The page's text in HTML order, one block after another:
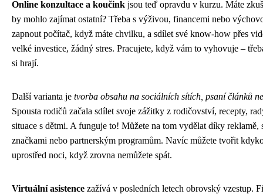
Online konzultace a koučink jsou teď opravdu v kurzu. Máte
by mohlo zajímat ostatní? Třeba s výživou, financemi nebo
zapnout počítač, když máte chvilku, a sdílet své know-how přes
velké investice, žádný stres. Pracujete, když vám to vyhovuje –
si hrají.
Další varianta je tvorba obsahu na sociálních sítích, psaní článků
Spousta rodičů začala sdílet svoje zážitky z rodičovství, recepty,
situace s dětmi. A funguje to! Můžete na tom vydělat díky reklamě,
značkami nebo partnerským programům. Navíc můžete tvořit
uprostřed noci, když zrovna nemůžete spát.
Virtuální asistence zažívá v posledních letech obrovský vzestup.